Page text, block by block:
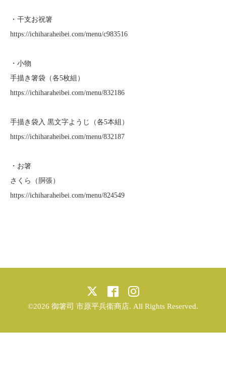
・干支お祝箸
https://ichiharaheibei.com/menu/c983516
・小物
手描き箸袋（各5枚組）
https://ichiharaheibei.com/menu/832186
手描き袋入 黒文字ようじ（各5本組）
https://ichiharaheibei.com/menu/832187
・お箸
さくら（胴張）
https://ichiharaheibei.com/menu/824549
©2026 御箸司 市原平兵衞商店. All Rights Reserved.